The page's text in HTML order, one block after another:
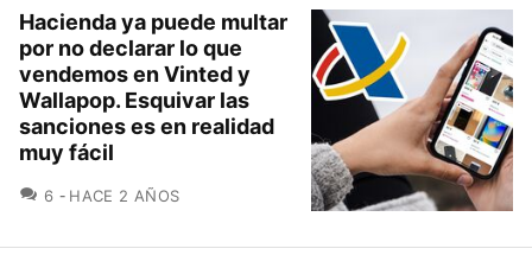
Hacienda ya puede multar
por no declarar lo que
vendemos en Vinted y
Wallapop. Esquivar las
sanciones es en realidad
muy fácil
6 COMENTARIOS
HACE 2 AÑOS